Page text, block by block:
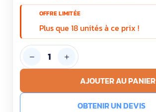
OFFRE LIMITÉE
Plus que 18 unités à ce prix !
AJOUTER AU PANIER
OBTENIR UN DEVIS